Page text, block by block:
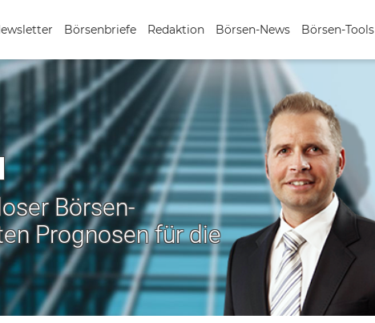
Börsenbriefe Redaktion Börsen-News Börsen-Tools
Börsen-
Prognosen für die